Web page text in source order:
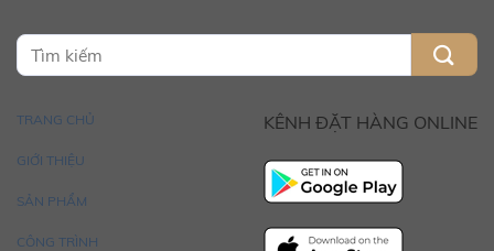
TRANG CHỦ
GIỚI THIỆU
SẢN PHẨM
CÔNG TRÌNH
KÊNH ĐẶT HÀNG ONLINE